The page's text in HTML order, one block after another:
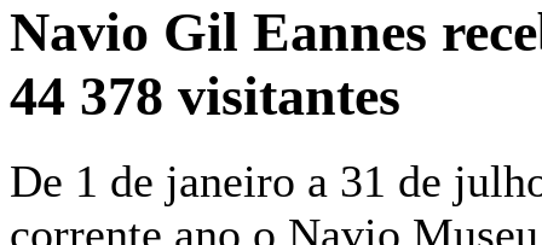
Navio Gil Eannes
44 378 visitantes
De 1 de janeiro a 31 de
corrente ano o Navio